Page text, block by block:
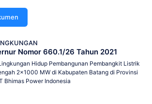
Nomor 660.1/26 Tahun 2021
Hidup Pembangunan Pembangkit Listrik
2x1000 MW di Kabupaten Batang di Provinsi
Bhimas Power Indonesia